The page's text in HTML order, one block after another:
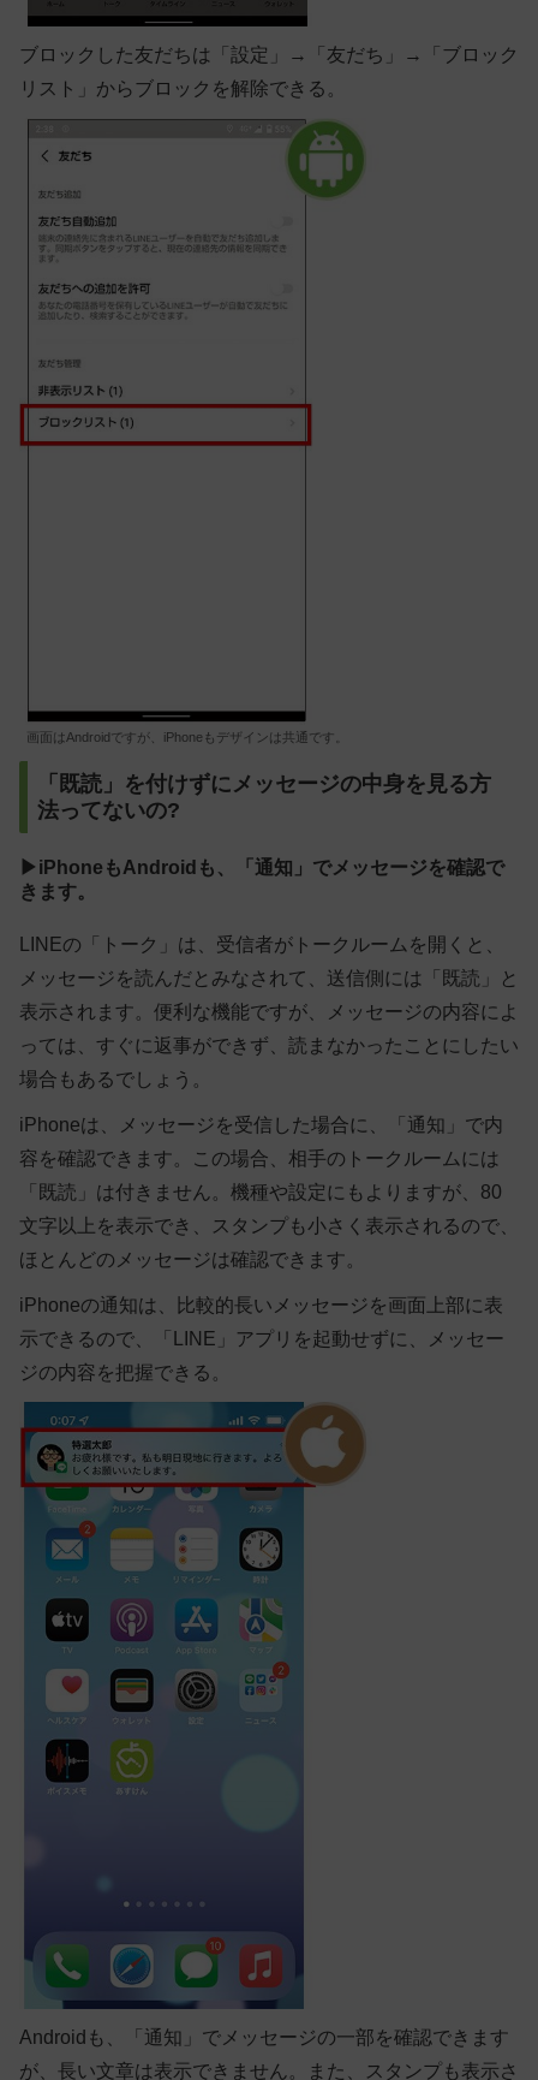
ブロックした友だちは「設定」→「友だち」→「ブロック
リスト」からブロックを解除できる。
画面はAndroidですが、iPhoneもデザインは共通です。
「既読」を付けずにメッセージの中身を見る方
法ってないの?
▶iPhoneもAndroidも、「通知」でメッセージを確認で
きます。
LINEの「トーク」は、受信者がトークルームを開くと、
メッセージを読んだとみなされて、送信側には「既読」と
表示されます。便利な機能ですが、メッセージの内容によ
っては、すぐに返事ができず、読まなかったことにしたい
場合もあるでしょう。
iPhoneは、メッセージを受信した場合に、「通知」で内
容を確認できます。この場合、相手のトークルームには
「既読」は付きません。機種や設定にもよりますが、80
文字以上を表示でき、スタンプも小さく表示されるので、
ほとんどのメッセージは確認できます。
iPhoneの通知は、比較的長いメッセージを画面上部に表
示できるので、「LINE」アプリを起動せずに、メッセー
ジの内容を把握できる。
Androidも、「通知」でメッセージの一部を確認できます
が、長い文章は表示できません。また、スタンプも表示さ